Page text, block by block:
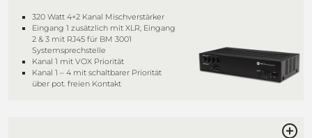
320 Watt 4+2 Kanal Mischverstärker
Eingang 1 zusätzlich mit XLR, Eingang
2 & 3 mit RJ45 für BM 3001
Systemsprechstelle
Kanal 1 mit VOX Priorität
Kanal 1 – 4 mit schaltbarer Priorität
über pot. freien Kontakt